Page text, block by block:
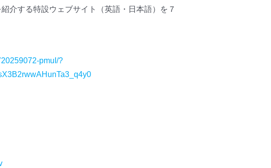
介する特設ウェブサイト（英語・日本語）を７
pmuI/?